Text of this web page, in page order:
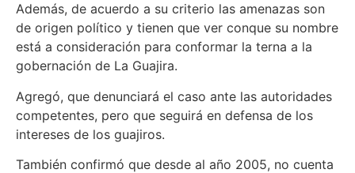
Además, de acuerdo a su criterio las amenazas son
de origen político y tienen que ver conque su nombre
está a consideración para conformar la terna a la
gobernación de La Guajira.
Agregó, que denunciará el caso ante las autoridades
competentes, pero que seguirá en defensa de los
intereses de los guajiros.
También confirmó que desde al año 2005, no cuenta